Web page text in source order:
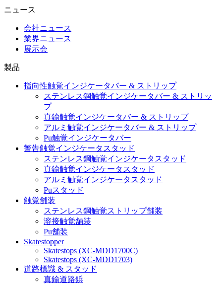
ニュース
会社ニュース
業界ニュース
展示会
製品
指向性触覚インジケータバー & ストリップ
ステンレス鋼触覚インジケータバー & ストリッ
プ
真鍮触覚インジケータバー & ストリップ
アルミ触覚インジケータバー & ストリップ
Pu触覚インジケータバー
警告触覚インジケータスタッド
ステンレス鋼触覚インジケータスタッド
真鍮触覚インジケータスタッド
アルミ触覚インジケータスタッド
Puスタッド
触覚舗装
ステンレス鋼触覚ストリップ舗装
溶接触覚舗装
Pu舗装
Skatestopper
Skatestops (XC-MDD1700C)
Skatestops (XC-MDD1703)
道路標識 & スタッド
真鍮道路鋲